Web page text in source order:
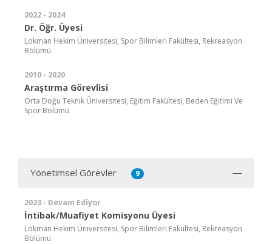
2022 - 2024
Dr. Öğr. Üyesi
Lokman Hekim Üniversitesi, Spor Bilimleri Fakültesi, Rekreasyon
Bölümü
2010 - 2020
Araştırma Görevlisi
Orta Doğu Teknik Üniversitesi, Eğitim Fakültesi, Beden Eğitimi Ve
Spor Bölümü
Yönetimsel Görevler 9
2023 - Devam Ediyor
İntibak/Muafiyet Komisyonu Üyesi
Lokman Hekim Üniversitesi, Spor Bilimleri Fakültesi, Rekreasyon
Bölümü